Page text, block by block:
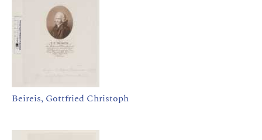
Beireis, Gottfried Christoph